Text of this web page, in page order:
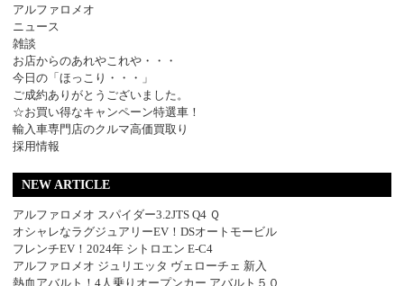
アルファロメオ
ニュース
雑談
お店からのあれやこれや・・・
今日の「ほっこり・・・」
ご成約ありがとうございました。
☆お買い得なキャンペーン特選車！
輸入車専門店のクルマ高価買取り
採用情報
NEW ARTICLE
アルファロメオ スパイダー3.2JTS Q4 Ｑ
オシャレなラグジュアリーEV！DSオートモービル
フレンチEV！2024年 シトロエン E-C4
アルファロメオ ジュリエッタ ヴェローチェ 新入
熱血アバルト！4人乗りオープンカー アバルト５０